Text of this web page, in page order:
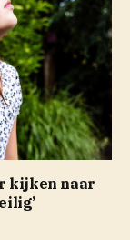
kijken naar